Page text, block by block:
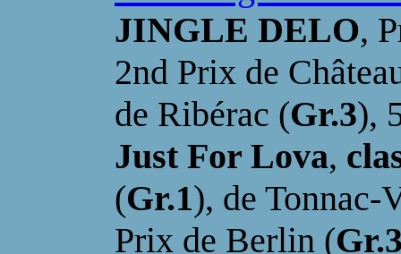
JINGLE DELO,
2nd Prix de
de Ribérac (Gr.3),
Just For Lova,
(Gr.1), de Tonnac-
Prix de Berlin (